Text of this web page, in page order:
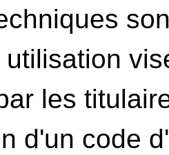
les
d'un code